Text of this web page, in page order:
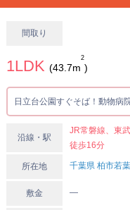
間取り
1LDK (43.7m
2
)
日立台公園すぐそば！動物病
沿線・駅
JR常磐線、東
徒歩16分
所在地 千葉県 柏市若
敷金 ―